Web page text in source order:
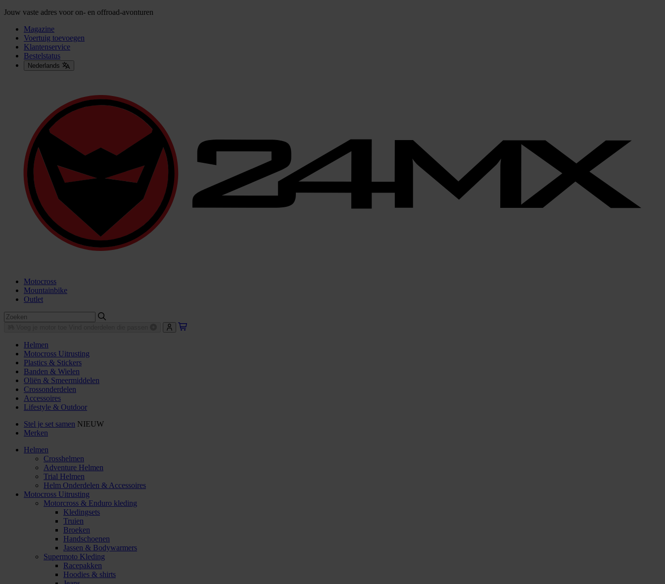
Jouw vaste adres voor on- en offroad-avonturen
Magazine
Voertuig toevoegen
Klantenservice
Bestelstatus
Nederlands
Motocross
Mountainbike
Outlet
Helmen
Motocross Uitrusting
Plastics & Stickers
Banden & Wielen
Oliën & Smeermiddelen
Crossonderdelen
Accessoires
Lifestyle & Outdoor
Stel je set samen NIEUW
Merken
Helmen
Crosshelmen
Adventure Helmen
Trial Helmen
Helm Onderdelen & Accessoires
Motocross Uitrusting
Motorcross & Enduro kleding
Kledingsets
Truien
Broeken
Handschoenen
Jassen & Bodywarmers
Supermoto Kleding
Racepakken
Hoodies & shirts